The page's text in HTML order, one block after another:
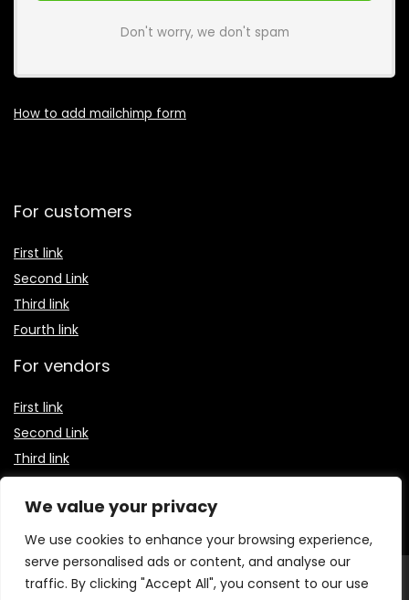
We value your privacy
We use cookies to enhance your browsing experience,
serve personalised ads or content, and analyse our
traffic. By clicking "Accept All", you consent to our use
Don't worry, we don't spam
How to add mailchimp form
For customers
First link
Second Link
Third link
Fourth link
For vendors
First link
Second Link
Third link
© 2026 Receitas Baratas Blog. Todos os direitos